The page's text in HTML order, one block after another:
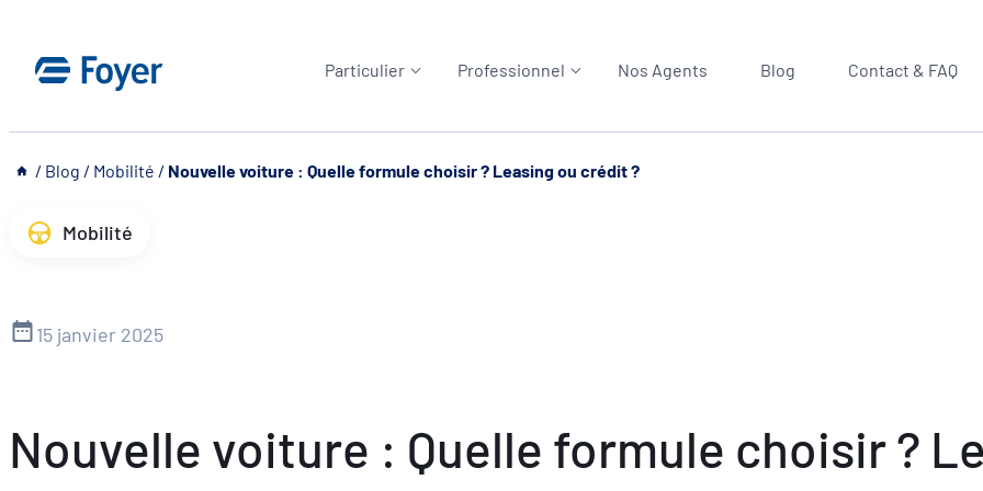
contenu
Particulier Professionnel Nos Agents Blog Contact & FAQ
__ / Blog / Mobilité / Nouvelle voiture : Quelle formule choisir ? Leasing ou crédit ?
Mobilité
15 janvier 2025
Nouvelle voiture : Quelle formule choisir ?